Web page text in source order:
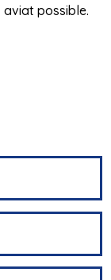
aviat possible.